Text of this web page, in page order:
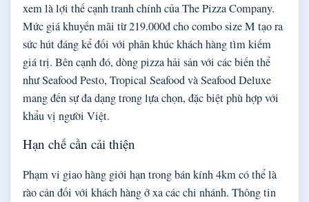
xem là lợi thế cạnh tranh chính của The Pizza Company.
Mức giá khuyến mãi từ 219.000đ cho combo size M tạo ra
sức hút đáng kể đối với phân khúc khách hàng tìm kiếm
giá trị. Bên cạnh đó, dòng pizza hải sản với các biến thể
như Seafood Pesto, Tropical Seafood và Seafood Deluxe
mang đến sự đa dạng trong lựa chọn, đặc biệt phù hợp với
khẩu vị người Việt.
Hạn chế cần cải thiện
Phạm vi giao hàng giới hạn trong bán kính 4km có thể là
rào cản đối với khách hàng ở xa các chi nhánh. Thông tin